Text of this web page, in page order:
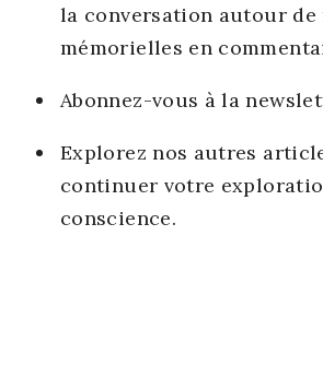
la conver­sa­tion autour
mémo­rielles en
Abon­nez-vous à la
Explo­rez nos autres
conti­nuer votre
conscience.